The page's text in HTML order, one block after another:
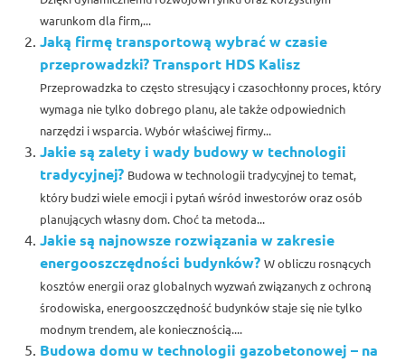
warunkom dla firm,...
Jaką firmę transportową wybrać w czasie
przeprowadzki? Transport HDS Kalisz
Przeprowadzka to często stresujący i czasochłonny proces, który
wymaga nie tylko dobrego planu, ale także odpowiednich
narzędzi i wsparcia. Wybór właściwej firmy...
Jakie są zalety i wady budowy w technologii
tradycyjnej? Budowa w technologii tradycyjnej to temat,
który budzi wiele emocji i pytań wśród inwestorów oraz osób
planujących własny dom. Choć ta metoda...
Jakie są najnowsze rozwiązania w zakresie
energooszczędności budynków? W obliczu rosnących
kosztów energii oraz globalnych wyzwań związanych z ochroną
środowiska, energooszczędność budynków staje się nie tylko
modnym trendem, ale koniecznością....
Budowa domu w technologii gazobetonowej – na